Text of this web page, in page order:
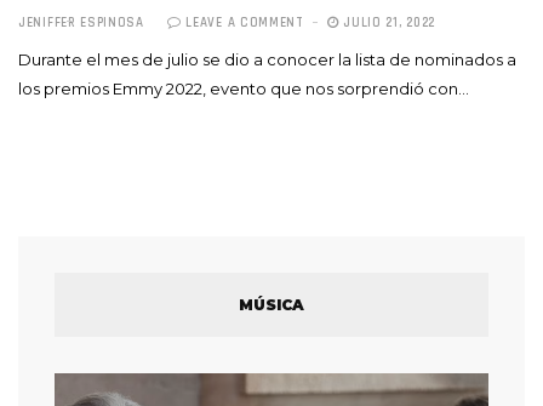
JENIFFER ESPINOSA LEAVE A COMMENT JULIO 21, 2022
Durante el mes de julio se dio a conocer la lista de nominados a
los premios Emmy 2022, evento que nos sorprendió con…
MÚSICA